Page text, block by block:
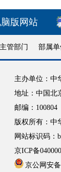
版网站
管部门 部属单
主办单位：中
地址：中国北
邮编：100804
版权所有：中
网站标识码：
京ICP备
京公网安备